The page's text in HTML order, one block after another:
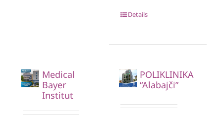
Details
Medical
Bayer
Institut
POLIKLINIKA
“Alabajči”